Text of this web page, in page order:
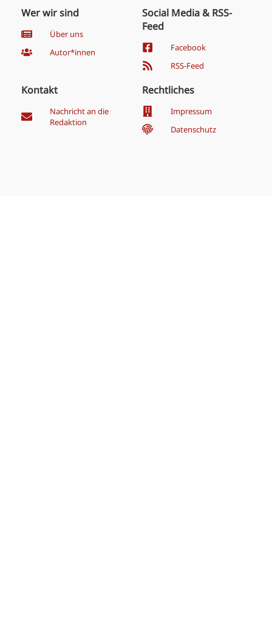
Wer wir sind
Über uns
Autor*innen
Social Media & RSS-
Feed
Facebook
RSS-Feed
Kontakt
Nachricht an die
Redaktion
Rechtliches
Impressum
Datenschutz